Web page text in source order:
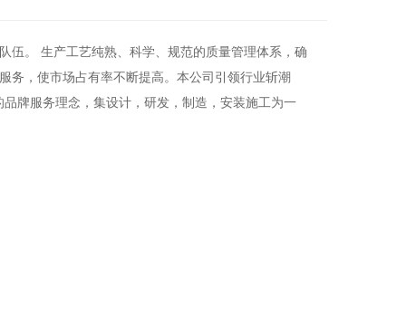
伍。
生产工艺纯熟、科学、规范的质量管理体系，确
务，使市场占有率不断提高。本公司引领行业斩潮
品牌服务理念，集设计，研发，制造，安装施工为一